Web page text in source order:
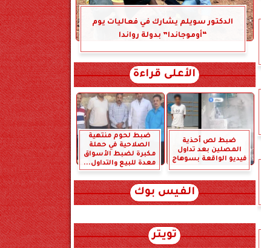
الدكتور سويلم يشارك في فعاليات يوم
“أوموجاندا” بدولة رواندا
الأعلى قراءة
ضبط لص أحذية
المصلين بعد تداول
فيديو الواقعة بسوهاج
ضبط لحوم منتهية
الصلاحية في حملة
مكبرة لضبط الأسواق
معدة للبيع والتداول...
الفيس بوك
تويتر